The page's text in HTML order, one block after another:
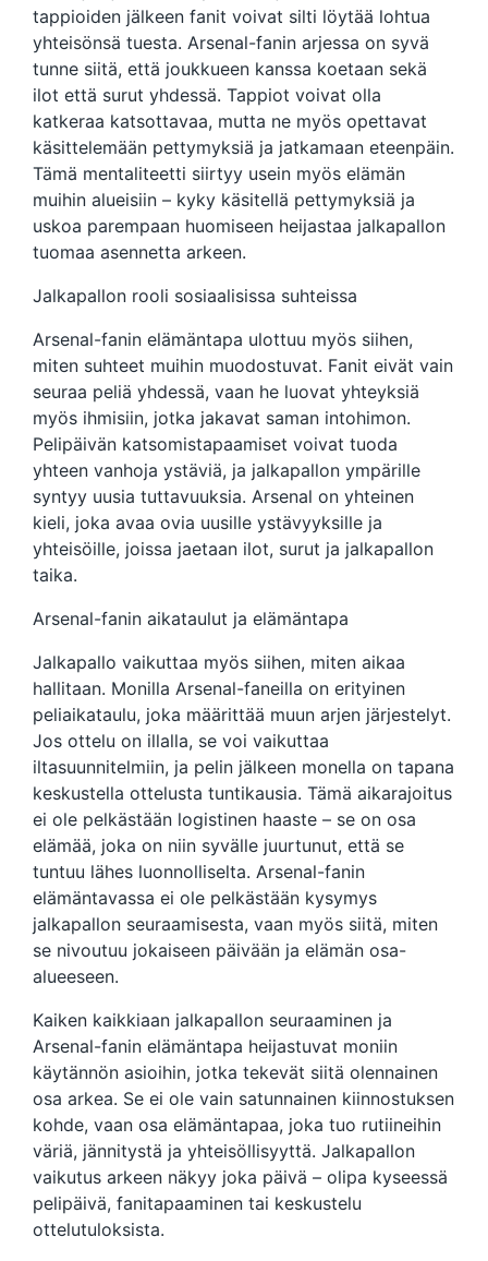
tappioiden jälkeen fanit voivat silti löytää lohtua
yhteisönsä tuesta. Arsenal-fanin arjessa on syvä
tunne siitä, että joukkueen kanssa koetaan sekä
ilot että surut yhdessä. Tappiot voivat olla
katkeraa katsottavaa, mutta ne myös opettavat
käsittelemään pettymyksiä ja jatkamaan eteenpäin.
Tämä mentaliteetti siirtyy usein myös elämän
muihin alueisiin – kyky käsitellä pettymyksiä ja
uskoa parempaan huomiseen heijastaa jalkapallon
tuomaa asennetta arkeen.
Jalkapallon rooli sosiaalisissa suhteissa
Arsenal-fanin elämäntapa ulottuu myös siihen,
miten suhteet muihin muodostuvat. Fanit eivät vain
seuraa peliä yhdessä, vaan he luovat yhteyksiä
myös ihmisiin, jotka jakavat saman intohimon.
Pelipäivän katsomistapaamiset voivat tuoda
yhteen vanhoja ystäviä, ja jalkapallon ympärille
syntyy uusia tuttavuuksia. Arsenal on yhteinen
kieli, joka avaa ovia uusille ystävyyksille ja
yhteisöille, joissa jaetaan ilot, surut ja jalkapallon
taika.
Arsenal-fanin aikataulut ja elämäntapa
Jalkapallo vaikuttaa myös siihen, miten aikaa
hallitaan. Monilla Arsenal-faneilla on erityinen
peliaikataulu, joka määrittää muun arjen järjestelyt.
Jos ottelu on illalla, se voi vaikuttaa
iltasuunnitelmiin, ja pelin jälkeen monella on tapana
keskustella ottelusta tuntikausia. Tämä aikarajoitus
ei ole pelkästään logistinen haaste – se on osa
elämää, joka on niin syvälle juurtunut, että se
tuntuu lähes luonnolliselta. Arsenal-fanin
elämäntavassa ei ole pelkästään kysymys
jalkapallon seuraamisesta, vaan myös siitä, miten
se nivoutuu jokaiseen päivään ja elämän osa-
alueeseen.
Kaiken kaikkiaan jalkapallon seuraaminen ja
Arsenal-fanin elämäntapa heijastuvat moniin
käytännön asioihin, jotka tekevät siitä olennainen
osa arkea. Se ei ole vain satunnainen kiinnostuksen
kohde, vaan osa elämäntapaa, joka tuo rutiineihin
väriä, jännitystä ja yhteisöllisyyttä. Jalkapallon
vaikutus arkeen näkyy joka päivä – olipa kyseessä
pelipäivä, fanitapaaminen tai keskustelu
ottelutuloksista.